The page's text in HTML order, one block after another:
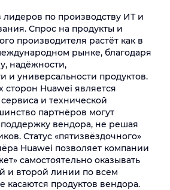
по производству ИТ и
Спрос на продукты и
производителя растёт как в
рынке, благодаря
надёжности,
и универсальности продуктов.
Huawei является
и технической
партнёров могут
поддержку вендора, не решая
Статус «пятизвёздочного»
Huawei позволяет компании
самостоятельно оказывать
и второй линии по всем
касаются продуктов вендора.